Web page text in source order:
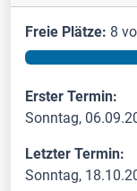
Freie Plätze: 8
Erster Termin:
Sonntag,
Letzter Termin:
Sonntag,